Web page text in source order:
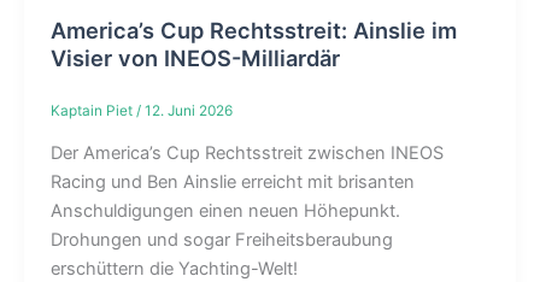
America’s Cup Rechtsstreit: Ainslie im
Visier von INEOS-Milliardär
Kaptain Piet / 12. Juni 2026
Der America’s Cup Rechtsstreit zwischen INEOS
Racing und Ben Ainslie erreicht mit brisanten
Anschuldigungen einen neuen Höhepunkt.
Drohungen und sogar Freiheitsberaubung
erschüttern die Yachting-Welt!